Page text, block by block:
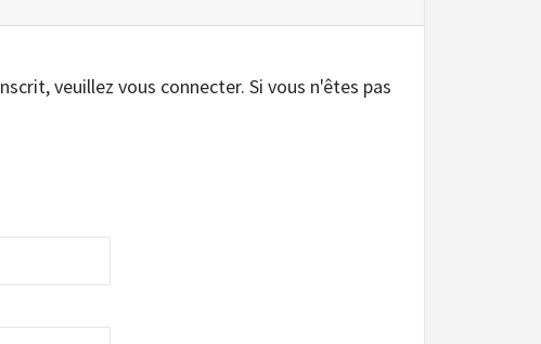
veuillez vous connecter. Si vous n'êtes pas